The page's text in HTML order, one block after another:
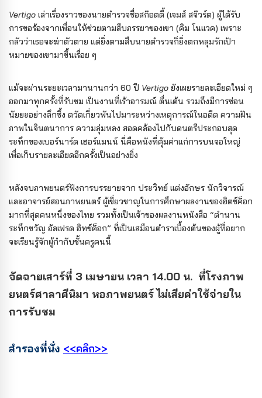
Vertigo เล่าเรื่องราวของนายตำรวจชื่อสก๊อตตี้ (เจมส์ สจ๊วร์ต) ผู้ได้รับ
การขอร้องจากเพื่อนให้ช่วยตามสืบภรรยาของเขา (คิม โนแวค) เพราะ
กลัวว่าเธอจะฆ่าตัวตาย แต่ยิ่งตามสืบนายตำรวจก็ยิ่งตกหลุมรักเป้า
หมายของเขามาขึ้นเรื่อย ๆ
แม้จะผ่านระยะเวลามานานกว่า 60 ปี Vertigo ยังเผยรายละเอียดใหม่ ๆ
ออกมาทุกครั้งที่รับชม เป็นงานที่เร้าอารมณ์ ตื่นเต้น รวมถึงมีการซ่อน
นัยยะอย่างลึกซึ้ง ตวัดเกี่ยวพันไปมาระหว่างเหตุการณ์ในอดีต ความฝัน
ภาพในจินตนาการ ความลุ่มหลง สอดคล้องไปกับดนตรีประกอบสุด
ระทึกของเบอร์นาร์ด เฮอร์แมนน์ นี่คือหนังที่คุ้มค่าแก่การบนจอใหญ่
เพื่อเก็บรายละเอียดอีกครั้งเป็นอย่างยิ่ง
หลังจบภาพยนตร์ฟังการบรรยายจาก ประวิทย์ แต่งอักษร นักวิจารณ์
และอาจารย์สอนภาพยนตร์ ผู้เชี่ยวชาญในการศึกษาผลงานของฮิตช์ค็อก
มากที่สุดคนหนึ่งของไทย รวมทั้งเป็นเจ้าของผลงานหนังสือ “ตำนาน
ระทึกขวัญ อัลเฟรด ฮิทช์ค็อก” ที่เป็นเสมือนตำราเบื้องต้นของผู้ที่อยาก
จะเรียนรู้จักผู้กำกับชั้นครูคนนี้
จัดฉายเสาร์ที่ 3 เมษายน เวลา 14.00 น. ที่โรงภาพ
ยนตร์ศาลาศีนิมา หอภาพยนตร์ ไม่เสียค่าใช้จ่ายใน
การรับชม
สำรองที่นั่ง <<คลิก>>